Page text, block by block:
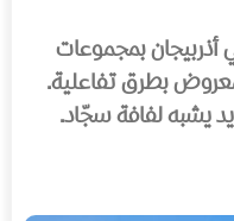
بمجموعات
بطرق تفاعلية.
يشبه لفافة سجّاد.